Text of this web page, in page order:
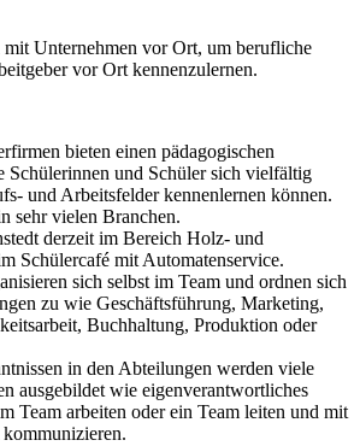
Unternehmen vor Ort, um berufliche
vor Ort kennenzulernen.
bieten einen pädagogischen
Schülerinnen und Schüler sich vielfältig
und Arbeitsfelder kennenlernen können.
sehr vielen Branchen.
derzeit im Bereich Holz- und
Schülercafé mit Automatenservice.
sich selbst im Team und ordnen sich
zu wie Geschäftsführung, Marketing,
Buchhaltung, Produktion oder
in den Abteilungen werden viele
ausgebildet wie eigenverantwortliches
Team arbeiten oder ein Team leiten und mit